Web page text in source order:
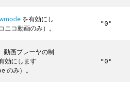
を有効にし
ニコ動画のみ）。
"0"
動画プレーヤの制
効にします
のみ）。
"0"